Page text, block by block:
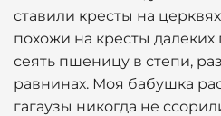
ставили кресты на
похожи на кресты
сеять пшеницу в степи,
равнинах. Моя бабушка
гагаузы никогда не